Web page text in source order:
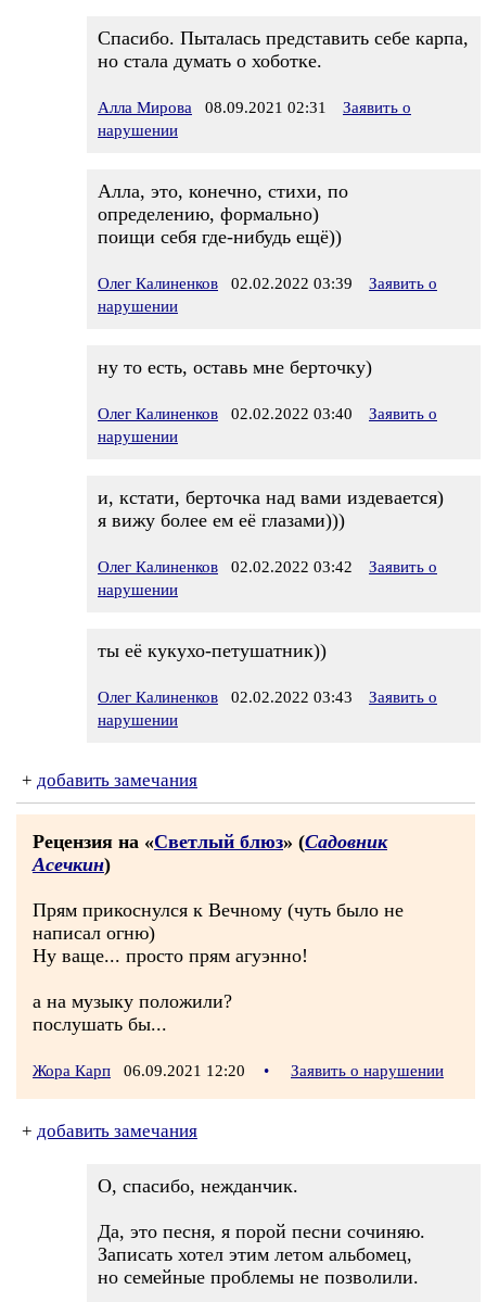
Спасибо. Пыталась представить себе карпа,
но стала думать о хоботке.
Алла Мирова 08.09.2021 02:31
Заявить о
нарушении
Алла, это, конечно, стихи, по
определению, формально)
поищи себя где-нибудь ещё))
Олег Калиненков 02.02.2022 03:39
Заявить о
нарушении
ну то есть, оставь мне берточку)
Олег Калиненков 02.02.2022 03:40
Заявить о
нарушении
и, кстати, берточка над вами издевается)
я вижу более ем её глазами)))
Олег Калиненков 02.02.2022 03:42
Заявить о
нарушении
ты её кукухо-петушатник))
Олег Калиненков 02.02.2022 03:43
Заявить о
нарушении
+ добавить замечания
Рецензия на «Светлый блюз» (Садовник
Асечкин)
Прям прикоснулся к Вечному (чуть было не
написал огню)
Ну ваще... просто прям агуэнно!
а на музыку положили?
послушать бы...
Жора Карп 06.09.2021 12:20 • Заявить о нарушении
+ добавить замечания
О, спасибо, нежданчик.
Да, это песня, я порой песни сочиняю.
Записать хотел этим летом альбомец,
но семейные проблемы не позволили.